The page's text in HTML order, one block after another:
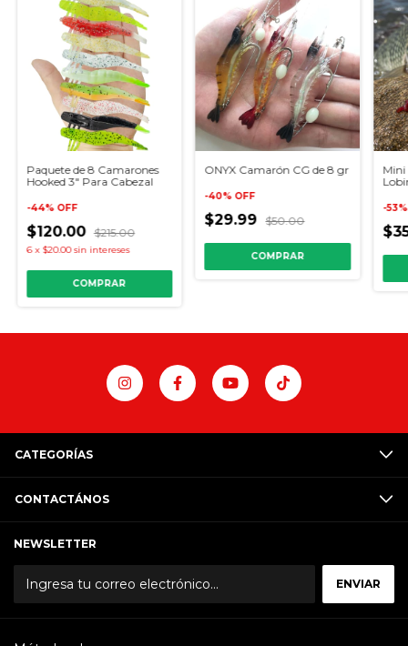
Paquete de 8 Camarones
Hooked 3" Para Cabezal
-44% OFF
$120.00 $215.00
6 x $20.00 sin intereses
COMPRAR
ONYX Camarón CG de 8 gr
-40% OFF
$29.99 $50.00
COMPRAR
Mini
-53
CATEGORÍAS
CONTACTÁNOS
NEWSLETTER